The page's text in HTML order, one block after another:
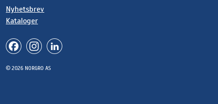
Nyhetsbrev
Kataloger
© 2026 NORGRO AS